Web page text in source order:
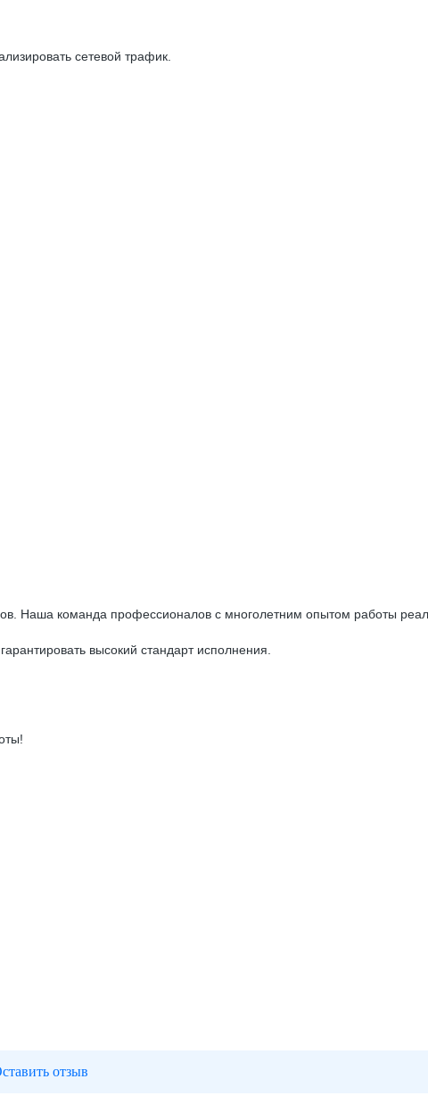
сетевой трафик.
Наша команда профессионалов с многолетним опытом работы
высокий стандарт исполнения.
отзыв